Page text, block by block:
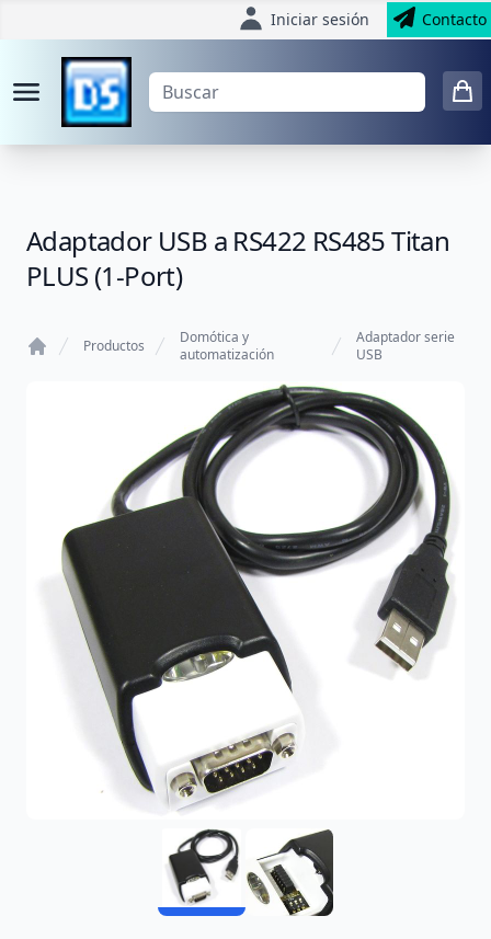
Iniciar sesión Contacto
Adaptador USB a RS422 RS485 Titan
PLUS (1-Port)
Productos
Domótica y
automatización
Adaptador serie
USB